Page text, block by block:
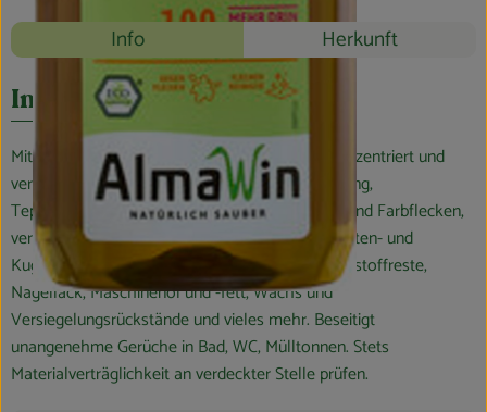
Rezepte
Info Herkunft
Entdecke passende Rezepte
Info
Mit ätherischen Orangen- und Zitronenölen. Konzentriert und
verdünnt einsetzbar. Entfernt Flecken aus Kleidung,
Teppichböden und Polstermöbeln, Kaugummi- und Farbflecken,
verharzte Fette, Gummiabrieb auf Fußböden, Tinten- und
Kugelschreiberflecken, Lack- und Ölfarben, Klebstoffreste,
Nagellack, Maschinenöl und -fett, Wachs und
Versiegelungsrückstände und vieles mehr. Beseitigt
unangenehme Gerüche in Bad, WC, Mülltonnen. Stets
Materialverträglichkeit an verdeckter Stelle prüfen.